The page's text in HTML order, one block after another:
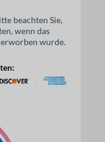
beachten Sie,
wenn das
wurde.